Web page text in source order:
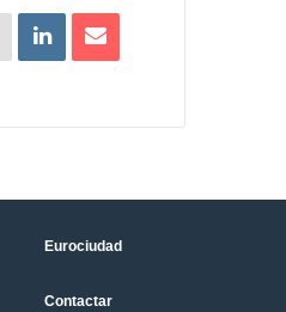
Eurociudad
Contactar